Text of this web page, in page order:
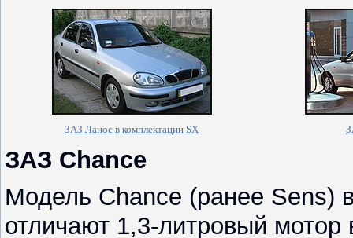
ЗАЗ Ланос в комплектации SX
ЗАЗ Chance
Модель Chance (ранее Sens)
отличают 1,3-литровый